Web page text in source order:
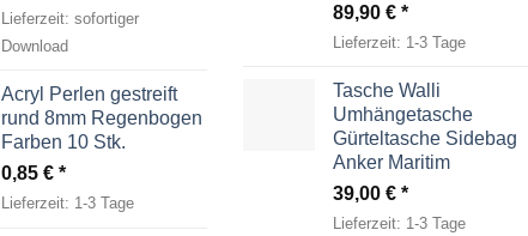
Lieferzeit: sofortiger
Download
Acryl Perlen gestreift
rund 8mm Regenbogen
Farben 10 Stk.
0,85 €
Lieferzeit: 1-3 Tage
89,90 €
Lieferzeit: 1-3 Tage
Tasche Walli
Umhängetasche
Gürteltasche Sidebag
Anker Maritim
39,00 €
Lieferzeit: 1-3 Tage